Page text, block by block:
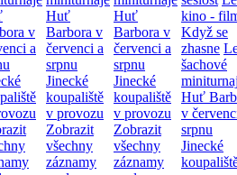
v
a
Huť
Barbora v
červenci a
srpnu
Jinecké
koupaliště
v provozu
Zobrazit
všechny
záznamy
Huť
Barbora v
červenci a
srpnu
Jinecké
koupaliště
v provozu
Zobrazit
všechny
záznamy
kino -
Když se
zhasne
šachové
Huť
v
srpnu
Jinecké